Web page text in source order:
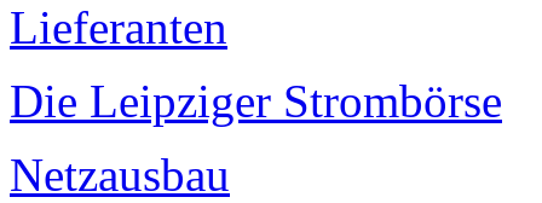
Lieferanten
Die Leipziger Strombörse
Netzausbau